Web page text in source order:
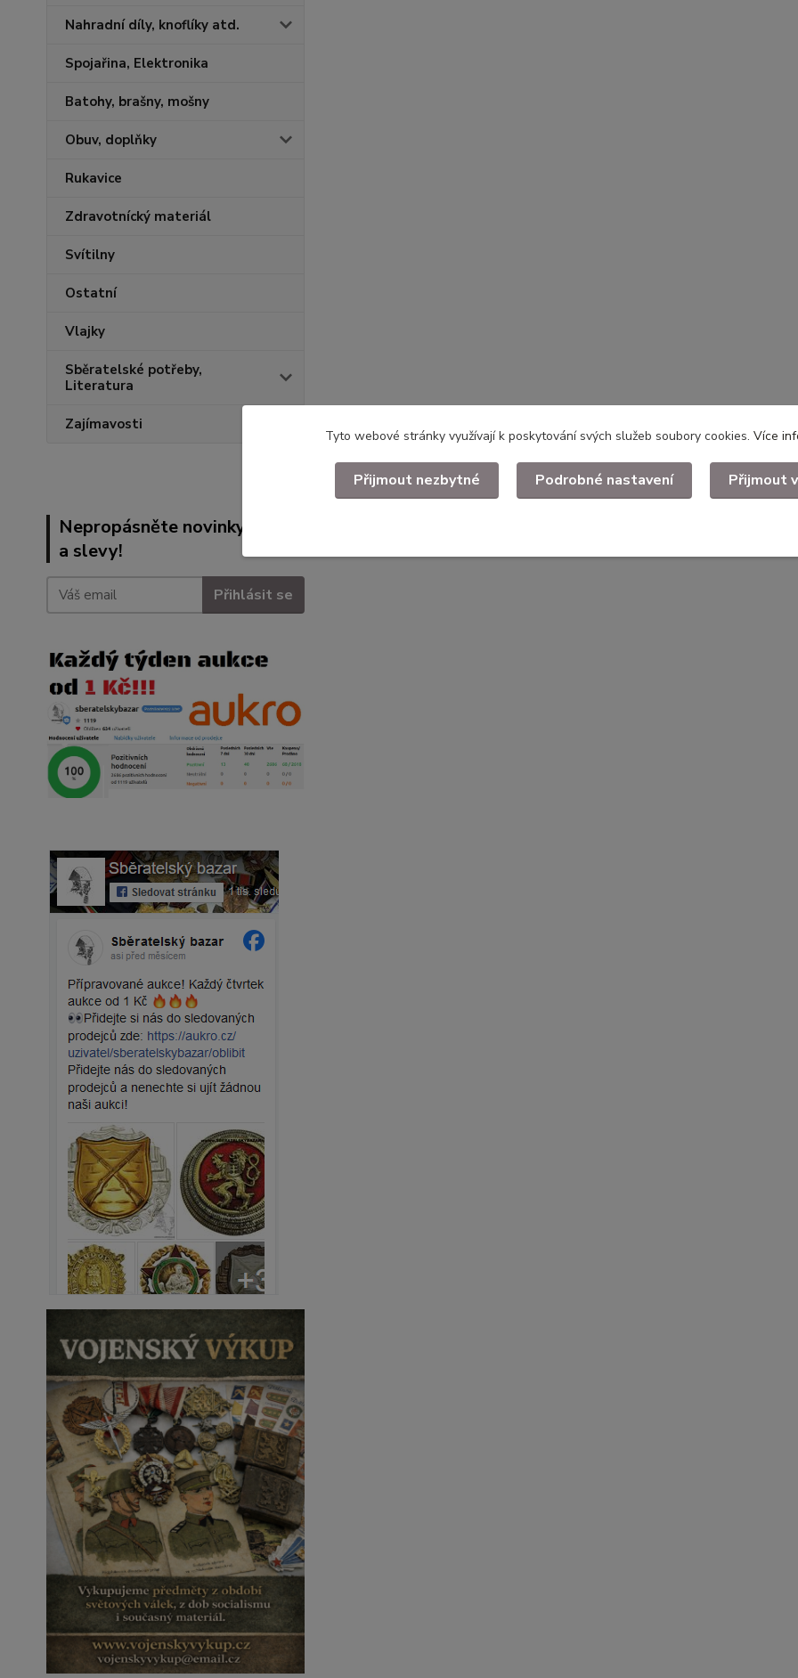
Nahradní díly, knoflíky atd.
Spojařina, Elektronika
Batohy, brašny, mošny
Obuv, doplňky
Rukavice
Zdravotnícký materiál
Svítilny
Ostatní
Vlajky
Sběratelské potřeby,
Literatura
Zajímavosti
Nepropásněte novinky, akce
a slevy!
Přihlásit se
Tyto webové stránky využívají k poskytování svých služeb soubory cookies. Více
Přijmout nezbytné Podrobné nastavení Přijmout